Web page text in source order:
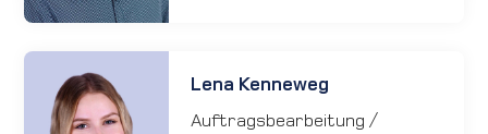
Lena Kenneweg
Auftragsbearbeitung /